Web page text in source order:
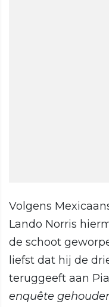
Volgens
Lando Norris
de schoot
liefst dat hij de
teruggeeft aan
enquête